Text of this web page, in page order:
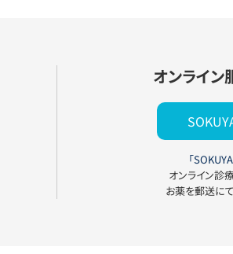
オンライ
「
オンライン診
お薬を郵送に